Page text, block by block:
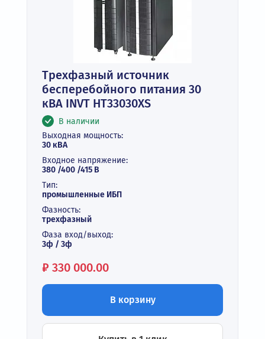
Трехфазный источник
бесперебойного питания 30
кВА INVT HT33030XS
В наличии
Выходная мощность:
30 кВА
Входное напряжение:
380 /400 /415 В
Тип:
промышленные ИБП
Фазность:
трехфазный
Фаза вход/выход:
3ф / 3ф
Цена:
₽ 330 000.00
В корзину